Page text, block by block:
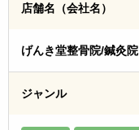
店舗名（会社名）
げんき堂整骨院/鍼灸院
ジャンル